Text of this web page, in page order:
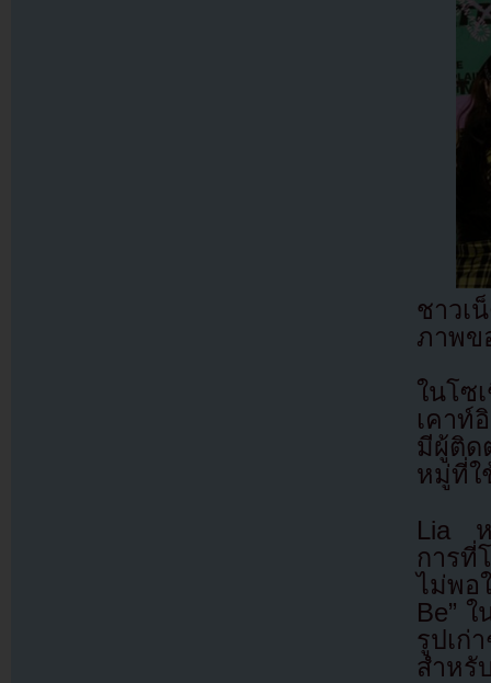
ชาวเ
ภาพข
ในโซ
เคาท์
มีผู้ติด
หมู่ที่ใ
Lia ห
การที่
ไม่พอ
Be”
รูปเก่
สำหรั